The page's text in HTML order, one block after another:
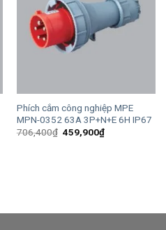
Phích cắm công nghiệp MPE
MPN-0352 63A 3P+N+E 6H IP67
706,400₫ Giá
459,900₫Giá
hiện